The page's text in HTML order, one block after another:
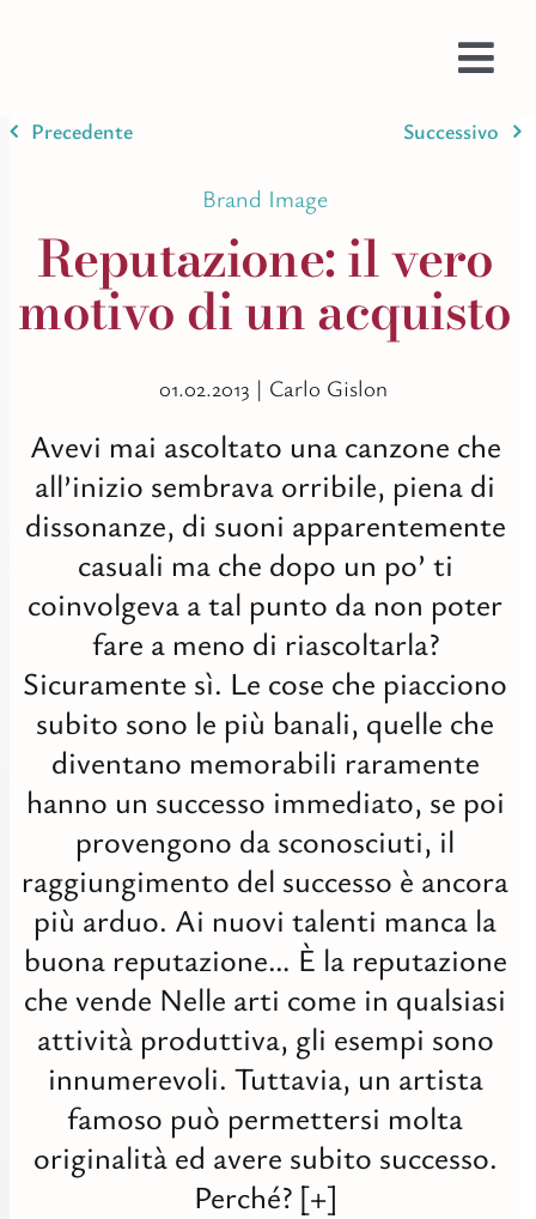
Testi
AI
Tutti
Precedente Successivo
Brand Image
Reputazione: il vero
motivo di un acquisto
01.02.2013 | Carlo Gislon
Avevi mai ascoltato una canzone che
all’inizio sembrava orribile, piena di
dissonanze, di suoni apparentemente
casuali ma che dopo un po’ ti
coinvolgeva a tal punto da non poter
fare a meno di riascoltarla?
Sicuramente sì. Le cose che piacciono
subito sono le più banali, quelle che
diventano memorabili raramente
hanno un successo immediato, se poi
provengono da sconosciuti, il
raggiungimento del successo è ancora
più arduo. Ai nuovi talenti manca la
buona reputazione… È la reputazione
che vende Nelle arti come in qualsiasi
attività produttiva, gli esempi sono
innumerevoli. Tuttavia, un artista
famoso può permettersi molta
originalità ed avere subito successo.
Perché? [+]